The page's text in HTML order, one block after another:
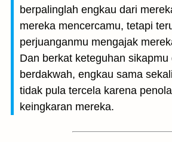
berpalinglah engkau dari
mereka mencercamu, tetapi
perjuanganmu mengajak
Dan berkat keteguhan sikapmu
berdakwah, engkau sama
tidak pula tercela karena
keingkaran mereka.